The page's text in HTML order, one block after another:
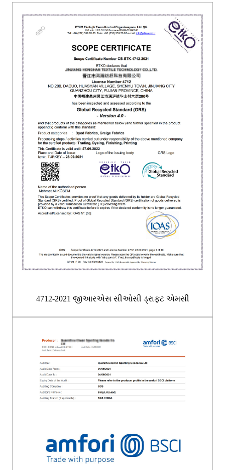
4712-2021 જીઆરએસ સીઓસી ડ્રાફ્ટ એમસી